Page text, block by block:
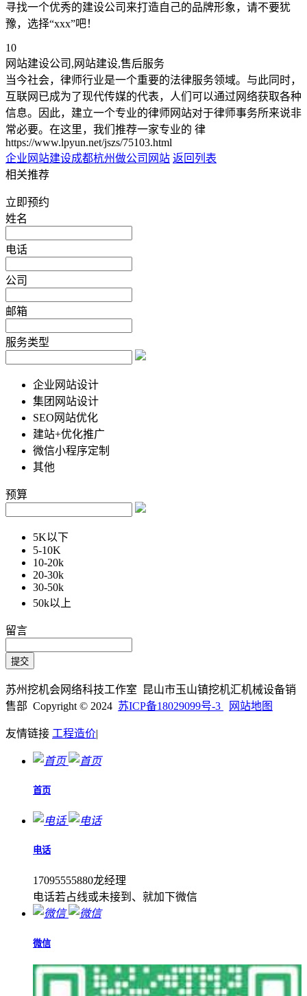
寻找一个优秀的建设公司来打造自己的品牌形象，请不要犹
豫，选择“xxx”吧！
10
网站建设公司,网站建设,售后服务
当今社会，律师行业是一个重要的法律服务领域。与此同时，
互联网已成为了现代传媒的代表，人们可以通过网络获取各种
信息。因此，建立一个专业的律师网站对于律师事务所来说非
常必要。在这里，我们推荐一家专业的 律
https://www.lpyun.net/jszs/75103.html
企业网站建设成都杭州做公司网站 返回列表
相关推荐
立即预约
姓名
电话
公司
邮箱
服务类型
企业网站设计
集团网站设计
SEO网站优化
建站+优化推广
微信小程序定制
其他
预算
5K以下
5-10K
10-20k
20-30k
30-50k
50k以上
留言
苏州挖机会网络科技工作室 昆山市玉山镇挖机汇机械设备销
售部 Copyright © 2024 苏ICP备18029099号-3 网站地图
友情链接 工程造价|
首页
电话
17095555880龙经理
电话若占线或未接到、就加下微信
微信